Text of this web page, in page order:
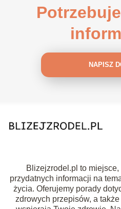
NAPISZ
Blizejzrodel.pl to
przydatnych informacji na
życia. Oferujemy porady
zdrowych przepisów, a